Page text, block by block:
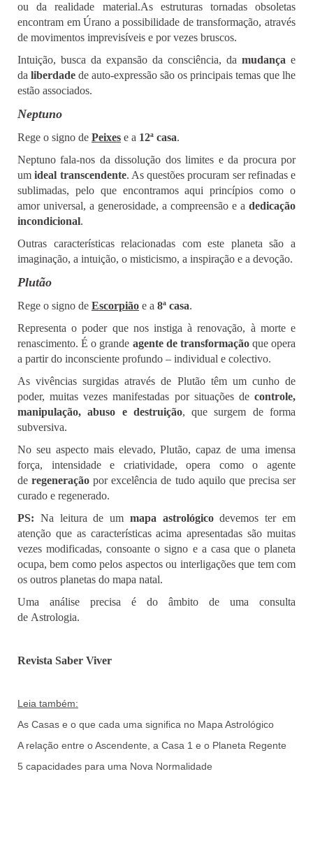
ou da realidade material.As estruturas tornadas obsoletas
encontram em Úrano a possibilidade de transformação, através
de movimentos imprevisíveis e por vezes bruscos.
Intuição, busca da expansão da consciência, da mudança e
da liberdade de auto-expressão são os principais temas que lhe
estão associados.
Neptuno
Rege o signo de Peixes e a 12ª casa.
Neptuno fala-nos da dissolução dos limites e da procura por
umideal transcendente. As questões procuram ser refinadas e
sublimadas, pelo que encontramos aqui princípios como o
amor universal, a generosidade, a compreensão e a dedicação
incondicional.
Outras características relacionadas com este planeta são a
imaginação, a intuição, o misticismo, a inspiração e a devoção.
Plutão
Rege o signo de Escorpião e a 8ª casa.
Representa o poder que nos instiga à renovação, à morte e
renascimento. É o grande agente de transformaçãoque opera
a partir do inconsciente profundo – individual e colectivo.
As vivências surgidas através de Plutão têm um cunho de
poder, muitas vezes manifestadas por situações de controle,
manipulação, abuso e destruição, que surgem de forma
subversiva.
No seu aspecto mais elevado, Plutão, capaz de uma imensa
força, intensidade e criatividade, opera como o agente
deregeneração por excelência de tudo aquilo que precisa ser
curado e regenerado.
PS: Na leitura de um mapa astrológicodevemos ter em
atenção que as características acima apresentadas são muitas
vezes modificadas, consoante o signo e a casa que o planeta
ocupa, bem como pelos aspectos ou interligações que tem com
os outros planetas do mapa natal.
Uma análise precisa é do âmbito de uma consulta
de Astrologia.
Revista Saber Viver
Leia também:
As Casas e o que cada uma significa no Mapa Astrológico
A relação entre o Ascendente, a Casa 1 e o Planeta Regente
5 capacidades para uma Nova Normalidade